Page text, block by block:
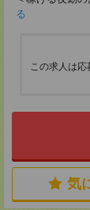
る
この求人は
気